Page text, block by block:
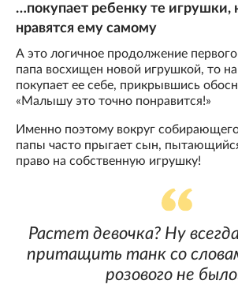
…покупает ребенку те игрушки,
нравятся ему самому
А это логичное продолжение
папа восхищен новой игрушкой, то
покупает ее себе, прикрывшись
«Малышу это точно понравится!»
Именно поэтому вокруг
папы часто прыгает сын,
право на собственную игрушку!
Растет девочка? Ну
притащить танк со
розового не